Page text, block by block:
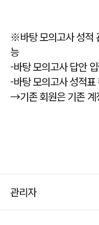
※바탕 모의고사 성적
능
-바탕 모의고사 답안
-바탕 모의고사 성적표
→기존 회원은 기존 계
관리자